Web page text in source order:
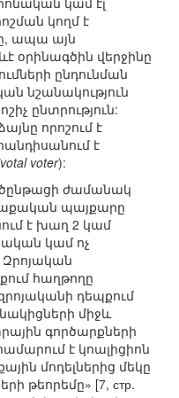
կողմ է
ապա այն
օրինագծին վերջինը
ընդունման
նշանակություն
ընտրություն:
որոշում է
է
voter):
ժամանակ
պայքարը
է խաղ 2 կամ
կամ ոչ
հաղթողը
դեպքում
միջև
գործարքների
է կոալիցիոն
մոդելներից մեկը
թեորեմը» [7, стр.